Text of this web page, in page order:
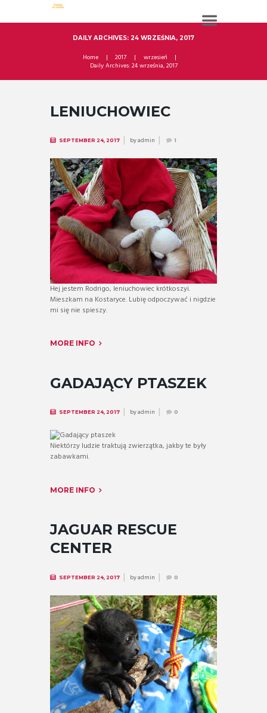
DAILY ARCHIVES: 24 WRZEŚNIA, 2017
Home 2017
wrzesień
Daily Archives: 24 września, 2017
LENIUCHOWIEC
SEPTEMBER 24, 2017 byadmin 1
Hej jestem Rodrigo, leniuchowiec krótkoszyi.
Mieszkam na Kostaryce. Lubię odpoczywać i nigdzie
mi się nie spieszy.
MORE INFO
GADAJĄCY PTASZEK
SEPTEMBER 24, 2017 byadmin 0
Niektórzy ludzie traktują zwierzątka, jakby te były
zabawkami.
MORE INFO
JAGUAR RESCUE
CENTER
SEPTEMBER 24, 2017 byadmin 0